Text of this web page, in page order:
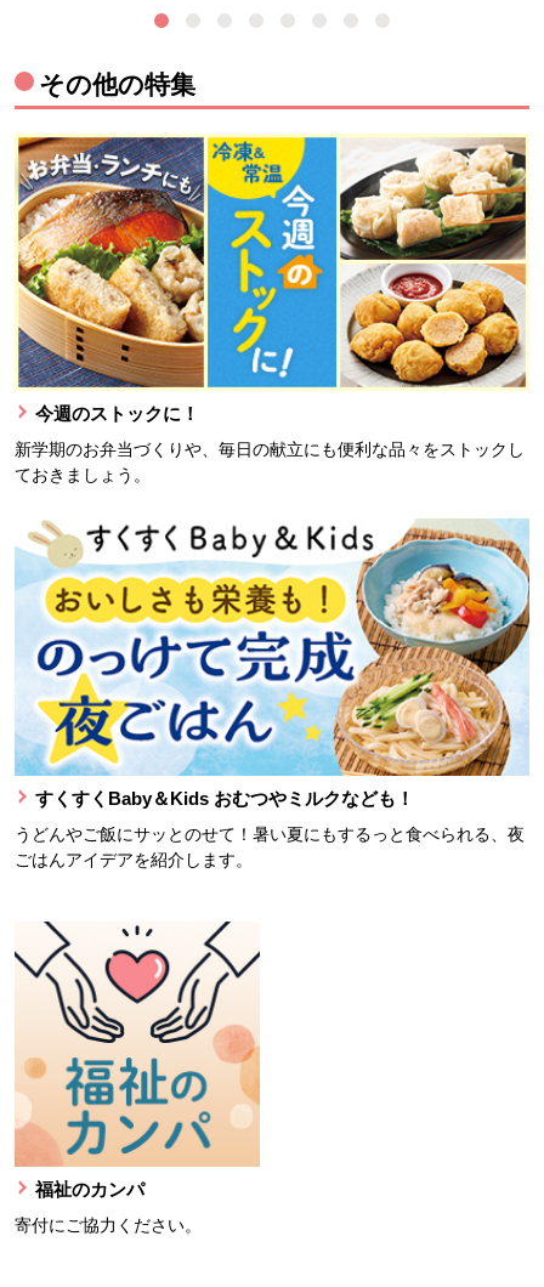
その他の特集
今週のストックに！
新学期のお弁当づくりや、毎日の献立にも便利な品々をストックし
ておきましょう。
すくすくBaby＆Kids おむつやミルクなども！
うどんやご飯にサッとのせて！暑い夏にもするっと食べられる、夜
ごはんアイデアを紹介します。
福祉のカンパ
寄付にご協力ください。